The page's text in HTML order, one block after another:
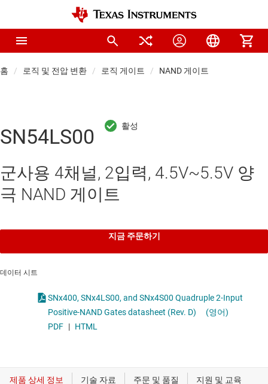
홈 로직 및 전압 변환 로직 게이트 NAND 게이트
SN54LS00
군사용 4채널, 2입력, 4.5V~5.5V 양
극 NAND 게이트
지금 주문하기
데이터 시트
SNx400, SNx4LS00, and SNx4S00 Quadruple 2-Input
Positive-NAND Gates datasheet (Rev. D)
(영어)
PDF | HTML